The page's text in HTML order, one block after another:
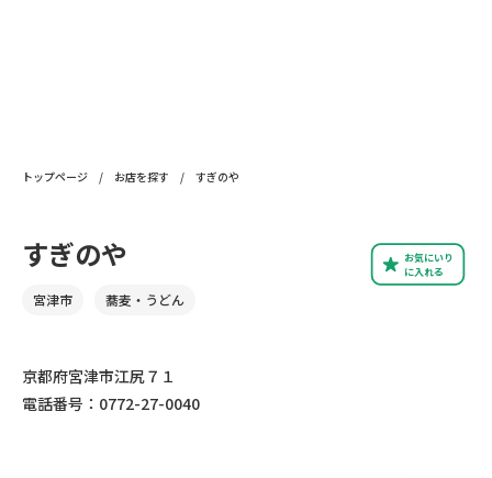
トップページ / お店を探す / すぎのや
お気にいり
に入れる
すぎのや
宮津市 蕎麦・うどん
京都府宮津市江尻７１
電話番号：0772-27-0040